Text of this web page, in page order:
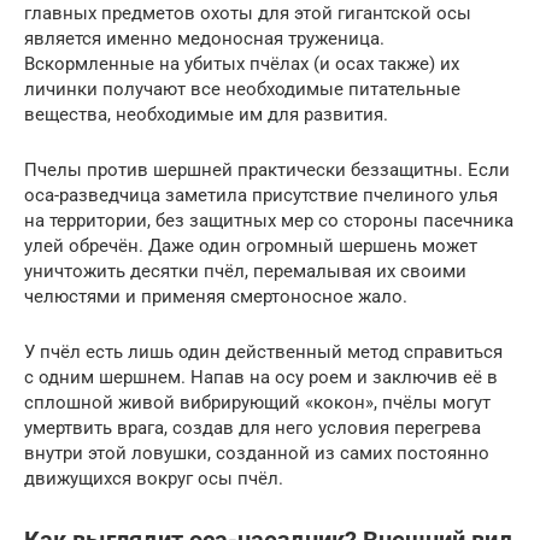
главных предметов охоты для этой гигантской осы
является именно медоносная труженица.
Вскормленные на убитых пчёлах (и осах также) их
личинки получают все необходимые питательные
вещества, необходимые им для развития.
Пчелы против шершней практически беззащитны. Если
оса-разведчица заметила присутствие пчелиного улья
на территории, без защитных мер со стороны пасечника
улей обречён. Даже один огромный шершень может
уничтожить десятки пчёл, перемалывая их своими
челюстями и применяя смертоносное жало.
У пчёл есть лишь один действенный метод справиться
с одним шершнем. Напав на осу роем и заключив её в
сплошной живой вибрирующий «кокон», пчёлы могут
умертвить врага, создав для него условия перегрева
внутри этой ловушки, созданной из самих постоянно
движущихся вокруг осы пчёл.